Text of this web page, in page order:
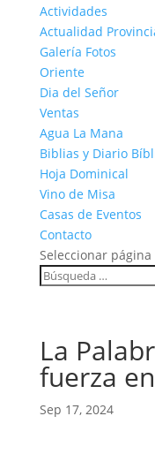
Actividades
Actualidad
Galería Fotos
Oriente
Dia del Señor
Ventas
Agua La Mana
Biblias y Diario
Hoja Dominical
Vino de Misa
Casas de Eventos
Contacto
Seleccionar página
La
fuerza
Sep 17, 2024